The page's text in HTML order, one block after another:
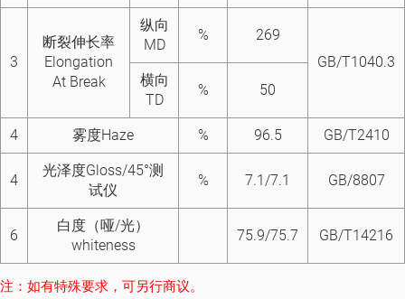
3
断裂伸长率
Elongation
At Break
纵向
MD
%
269
GB/T1040.3
横向
TD
% 50
4 雾度Haze % 96.5 GB/T2410
4
光泽度Gloss/45°测
试仪
% 7.1/7.1 GB/8807
6
白度（哑/光）
whiteness
75.9/75.7 GB/T14216
注：如有特殊要求，可另行商议。